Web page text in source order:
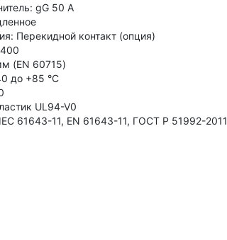
gG 50 A
Перекидной контакт (опция)
(EN 60715)
до +85 °C
UL94-V0
61643-11, EN 61643-11, ГОСТ Р 51992-2011